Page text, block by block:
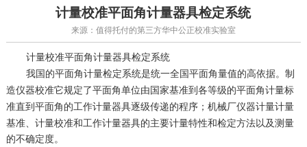
计量校准平面角计量器具检定系统
来源：值得托付的第三方华中公正校准实验室
计量校准平面角计量器具检定系统
我国的平面角计量检定系统是统一全国平面角量值的高依据。 制
造仪器校准它规定了平面角单位由国家基准到各等级的平面角计量标
准直到平面角的工作计量器具逐级传递的程序； 机械厂仪器计量计量
基准、计量校准和工作计量器具的主要计量特性和检定方法以及测量
的不确定度。